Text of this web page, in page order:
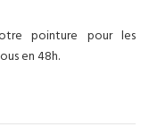
pointure pour les
en 48h.